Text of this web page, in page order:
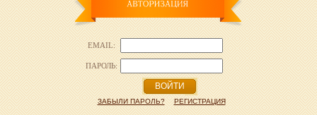
EMAIL:
ПАРОЛЬ:
ВОЙТИ
ЗАБЫЛИ ПАРОЛЬ? РЕГИСТРАЦИЯ